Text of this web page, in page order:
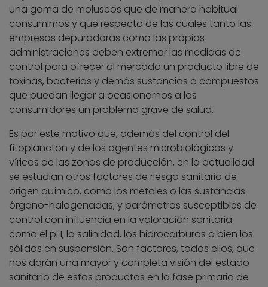
una gama de moluscos que de manera habitual
consumimos y que respecto de las cuales tanto las
empresas depuradoras como las propias
administraciones deben extremar las medidas de
control para ofrecer al mercado un producto libre de
toxinas, bacterias y demás sustancias o compuestos
que puedan llegar a ocasionarnos a los
consumidores un problema grave de salud.
Es por este motivo que, además del control del
fitoplancton y de los agentes microbiológicos y
víricos de las zonas de producción, en la actualidad
se estudian otros factores de riesgo sanitario de
origen químico, como los metales o las sustancias
órgano-halogenadas, y parámetros susceptibles de
control con influencia en la valoración sanitaria
como el pH, la salinidad, los hidrocarburos o bien los
sólidos en suspensión. Son factores, todos ellos, que
nos darán una mayor y completa visión del estado
sanitario de estos productos en la fase primaria de